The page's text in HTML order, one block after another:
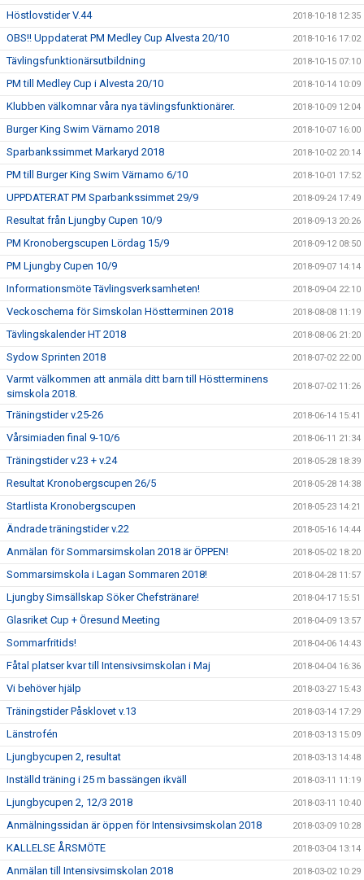
Höstlovstider V.44 2018-10-18 12:35
OBS!! Uppdaterat PM Medley Cup Alvesta 20/10 2018-10-16 17:02
Tävlingsfunktionärsutbildning 2018-10-15 07:10
PM till Medley Cup i Alvesta 20/10 2018-10-14 10:09
Klubben välkomnar våra nya tävlingsfunktionärer. 2018-10-09 12:04
Burger King Swim Värnamo 2018 2018-10-07 16:00
Sparbankssimmet Markaryd 2018 2018-10-02 20:14
PM till Burger King Swim Värnamo 6/10 2018-10-01 17:52
UPPDATERAT PM Sparbankssimmet 29/9 2018-09-24 17:49
Resultat från Ljungby Cupen 10/9 2018-09-13 20:26
PM Kronobergscupen Lördag 15/9 2018-09-12 08:50
PM Ljungby Cupen 10/9 2018-09-07 14:14
Informationsmöte Tävlingsverksamheten! 2018-09-04 22:10
Veckoschema för Simskolan Höstterminen 2018 2018-08-08 11:19
Tävlingskalender HT 2018 2018-08-06 21:20
Sydow Sprinten 2018 2018-07-02 22:00
Varmt välkommen att anmäla ditt barn till Höstterminens
simskola 2018.
2018-07-02 11:26
Träningstider v.25-26 2018-06-14 15:41
Vårsimiaden final 9-10/6 2018-06-11 21:34
Träningstider v.23 + v.24 2018-05-28 18:39
Resultat Kronobergscupen 26/5 2018-05-28 14:38
Startlista Kronobergscupen 2018-05-23 14:21
Ändrade träningstider v.22 2018-05-16 14:44
Anmälan för Sommarsimskolan 2018 är ÖPPEN! 2018-05-02 18:20
Sommarsimskola i Lagan Sommaren 2018! 2018-04-28 11:57
Ljungby Simsällskap Söker Chefstränare! 2018-04-17 15:51
Glasriket Cup + Öresund Meeting 2018-04-09 13:57
Sommarfritids! 2018-04-06 14:43
Fåtal platser kvar till Intensivsimskolan i Maj 2018-04-04 16:36
Vi behöver hjälp 2018-03-27 15:43
Träningstider Påsklovet v.13 2018-03-14 17:29
Länstrofén 2018-03-13 15:09
Ljungbycupen 2, resultat 2018-03-13 14:48
Inställd träning i 25 m bassängen ikväll 2018-03-11 11:19
Ljungbycupen 2, 12/3 2018 2018-03-11 10:40
Anmälningssidan är öppen för Intensivsimskolan 2018 2018-03-09 10:28
KALLELSE ÅRSMÖTE 2018-03-04 13:14
Anmälan till Intensivsimskolan 2018 2018-03-02 10:29